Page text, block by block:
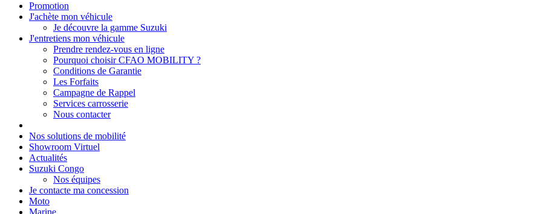
Promotion
J'achète mon véhicule
Je découvre la gamme Suzuki
J'entretiens mon véhicule
Prendre rendez-vous en ligne
Pourquoi choisir CFAO MOBILITY ?
Conditions de Garantie
Les Forfaits
Campagne de Rappel
Services carrosserie
Nous contacter
Nos solutions de mobilité
Showroom Virtuel
Actualités
Suzuki Congo
Nos équipes
Je contacte ma concession
Moto